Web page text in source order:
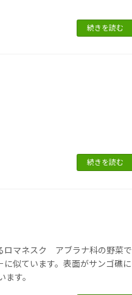
続きを読む
続きを読む
ロマネスク アブラナ科の野菜で
似ています。表面がサンゴ礁に
ます。